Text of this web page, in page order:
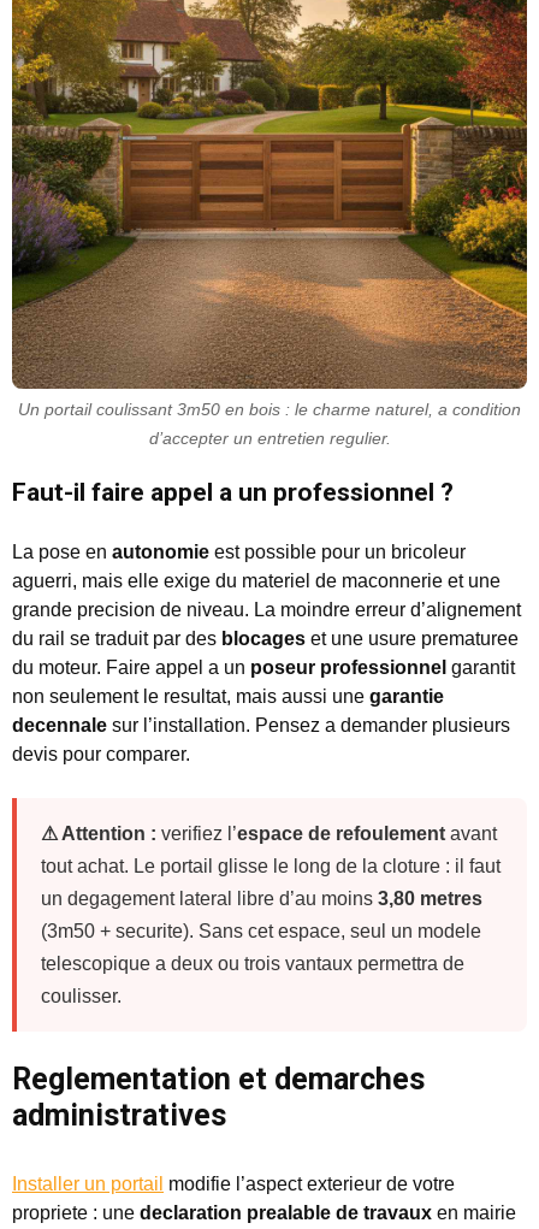
Un portail coulissant 3m50 en bois : le charme naturel, a condition
d’accepter un entretien regulier.
Faut-il faire appel a un professionnel ?
La pose en autonomie est possible pour un bricoleur
aguerri, mais elle exige du materiel de maconnerie et une
grande precision de niveau. La moindre erreur d’alignement
du rail se traduit par des blocages et une usure prematuree
du moteur. Faire appel a un poseur professionnel garantit
non seulement le resultat, mais aussi une garantie
decennale sur l’installation. Pensez a demander plusieurs
devis pour comparer.
⚠ Attention : verifiez l’espace de refoulement avant
tout achat. Le portail glisse le long de la cloture : il faut
un degagement lateral libre d’au moins 3,80 metres
(3m50 + securite). Sans cet espace, seul un modele
telescopique a deux ou trois vantaux permettra de
coulisser.
Reglementation et demarches
administratives
Installer un portail modifie l’aspect exterieur de votre
propriete : une declaration prealable de travaux en mairie